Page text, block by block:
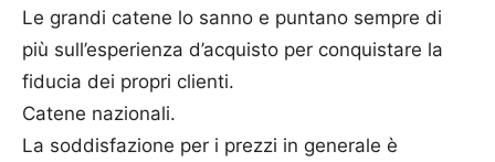
Le grandi catene lo sanno e puntano sempre di
più sull’esperienza d’acquisto per conquistare la
fiducia dei propri clienti.
Catene nazionali.
La soddisfazione per i prezzi in generale è